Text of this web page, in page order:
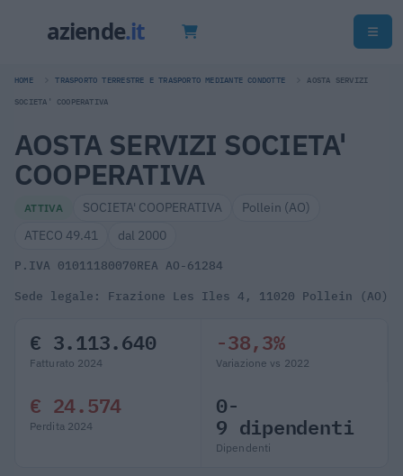
HOME TRASPORTO TERRESTRE E TRASPORTO MEDIANTE CONDOTTE AOSTA SERVIZI
SOCIETA' COOPERATIVA
AOSTA SERVIZI SOCIETA'
COOPERATIVA
ATTIVA SOCIETA' COOPERATIVA
Pollein (AO)
ATECO 49.41
dal 2000
P.IVA 01011180070REA AO-61284
Sede legale: Frazione Les Iles 4, 11020 Pollein (AO)
€ 3.113.640
Fatturato 2024
-38,3%
Variazione vs 2022
€ 24.574
Perdita 2024
0-
9 dipendenti
Dipendenti